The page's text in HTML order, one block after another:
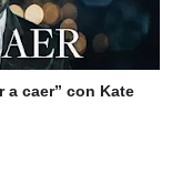
a caer” con Kate